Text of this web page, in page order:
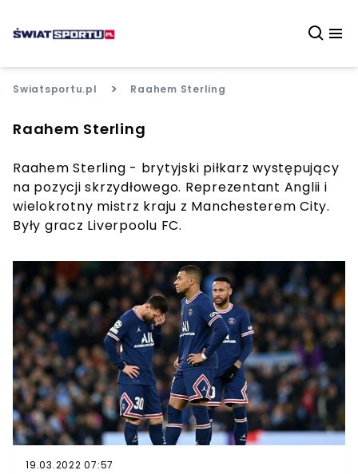
Swiatsportu.pl > Raahem Sterling
Raahem Sterling
Raahem Sterling - brytyjski piłkarz występujący
na pozycji skrzydłowego. Reprezentant Anglii i
wielokrotny mistrz kraju z Manchesterem City.
Były gracz Liverpoolu FC.
19.03.2022 07:57